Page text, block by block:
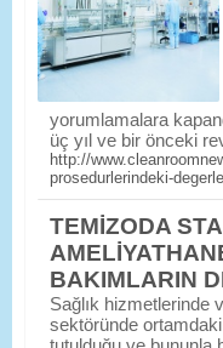
yorumlamalara
üç yıl ve bir önceki
http://
prosedurlerindeki-
TEMİZODA
BAKIMLARIN
Sağlık hizmetlerinde
sektöründe ortamdaki